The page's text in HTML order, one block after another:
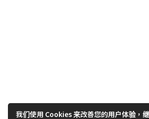
我们使用 Cookies 来改善您的用户体验，